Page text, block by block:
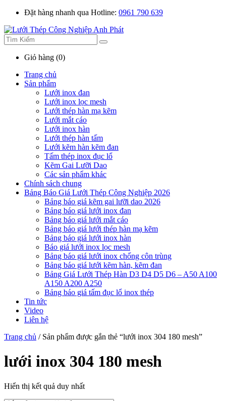
Đặt hàng nhanh qua Hotline: 0961 790 639
Giỏ hàng (0)
Trang chủ
Sản phẩm
Lưới inox đan
Lưới inox lọc mesh
Lưới thép hàn mạ kẽm
Lưới mắt cáo
Lưới inox hàn
Lưới thép hàn tấm
Lưới kẽm hàn kẽm đan
Tấm thép inox đục lổ
Kẽm Gai Lưỡi Dao
Các sản phẩm khác
Chính sách chung
Bảng Báo Giá Lưới Thép Công Nghiệp 2026
Bảng báo giá kẽm gai lưỡi dao 2026
Bảng báo giá lưới inox đan
Bảng báo giá lưới mắt cáo
Bảng báo giá lưới thép hàn mạ kẽm
Bảng báo giá lưới inox hàn
Báo giá lưới inox lọc mesh
Bảng báo giá lưới inox chống côn trùng
Bảng báo giá lưới kẽm hàn, kẽm đan
Bảng Giá Lưới Thép Hàn D3 D4 D5 D6 – A50 A100
A150 A200 A250
Bảng báo giá tấm đục lổ inox thép
Tin tức
Video
Liên hệ
Trang chủ / Sản phẩm được gắn thẻ “lưới inox 304 180 mesh”
lưới inox 304 180 mesh
Hiển thị kết quả duy nhất